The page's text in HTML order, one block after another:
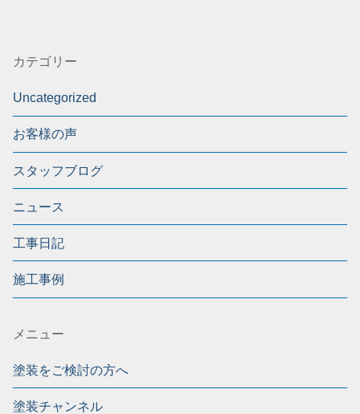
カテゴリー
Uncategorized
お客様の声
スタッフブログ
ニュース
工事日記
施工事例
メニュー
塗装をご検討の方へ
塗装チャンネル